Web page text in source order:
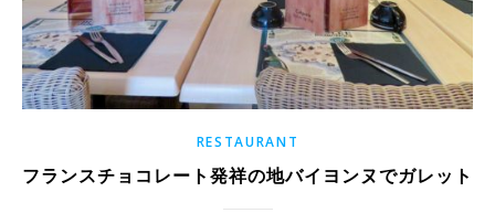
RESTAURANT
フランスチョコレート発祥の地バイヨンヌでガレット